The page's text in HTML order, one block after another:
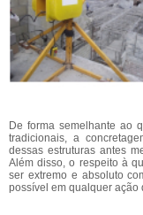
De forma semelhante ao
tradicionais, a
dessas estruturas antes
Além disso, o respeito à
ser extremo e absoluto
possível em qualquer ação